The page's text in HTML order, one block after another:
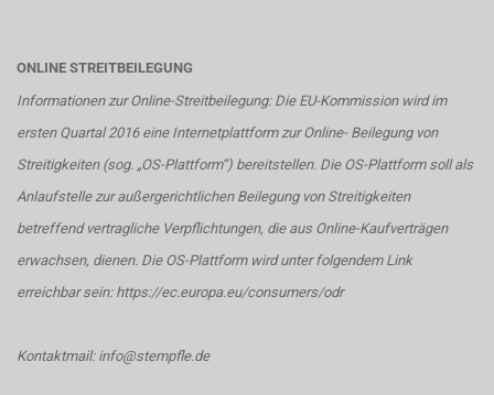
ONLINE STREITBEILEGUNG
Informationen zur Online-Streitbeilegung: Die EU-Kommission wird im
ersten Quartal 2016 eine Internetplattform zur Online- Beilegung von
Streitigkeiten (sog. „OS-Plattform“) bereitstellen. Die OS-Plattform soll als
Anlaufstelle zur außergerichtlichen Beilegung von Streitigkeiten
betreffend vertragliche Verpflichtungen, die aus Online-Kaufverträgen
erwachsen, dienen. Die OS-Plattform wird unter folgendem Link
erreichbar sein: https://ec.europa.eu/consumers/odr
Kontaktmail: info@stempfle.de